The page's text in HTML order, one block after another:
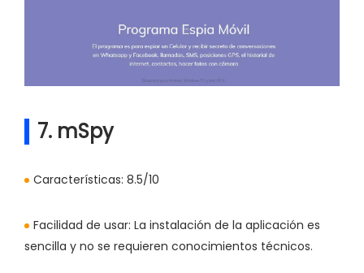
7. mSpy
Características: 8.5/10
Facilidad de usar: La instalación de la aplicación es
sencilla y no se requieren conocimientos técnicos.